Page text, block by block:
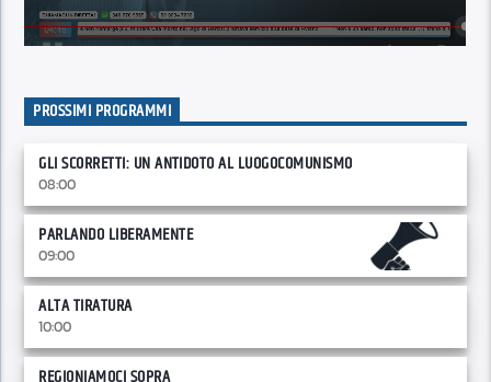
PROSSIMI PROGRAMMI
GLI SCORRETTI: UN ANTIDOTO AL LUOGOCOMUNISMO
08:00
PARLANDO LIBERAMENTE
09:00
ALTA TIRATURA
10:00